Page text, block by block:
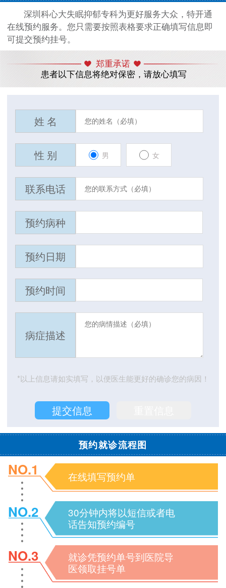
深圳科心大失眠抑郁专科为更好服务大众，特开通
在线预约服务。您只需要按照表格要求正确填写信息即
可提交预约挂号。
郑重承诺
患者以下信息将绝对保密，请放心填写
姓 名
性 别 男 女
联系电话
预约病种
预约日期
预约时间
病症描述
*以上信息请如实填写，以便医生能更好的确诊您的病因！
预约就诊流程图
NO.1 在线填写预约单
NO.2
30分钟内将以短信或者电
话告知预约编号
NO.3
就诊凭预约单号到医院导
医领取挂号单